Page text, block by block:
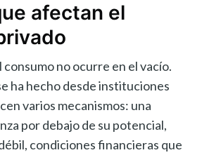
afectan el
consumo no ocurre en el vacío.
ha hecho desde instituciones
varios mecanismos: una
por debajo de su potencial,
condiciones financieras que